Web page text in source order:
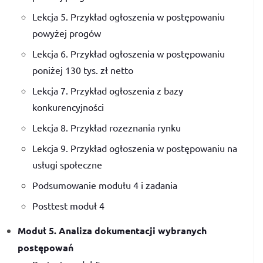
Lekcja 5. Przykład ogłoszenia w postępowaniu
powyżej progów
Lekcja 6. Przykład ogłoszenia w postępowaniu
poniżej 130 tys. zł netto
Lekcja 7. Przykład ogłoszenia z bazy
konkurencyjności
Lekcja 8. Przykład rozeznania rynku
Lekcja 9. Przykład ogłoszenia w postępowaniu na
usługi społeczne
Podsumowanie modułu 4 i zadania
Posttest moduł 4
Moduł 5. Analiza dokumentacji wybranych
postępowań